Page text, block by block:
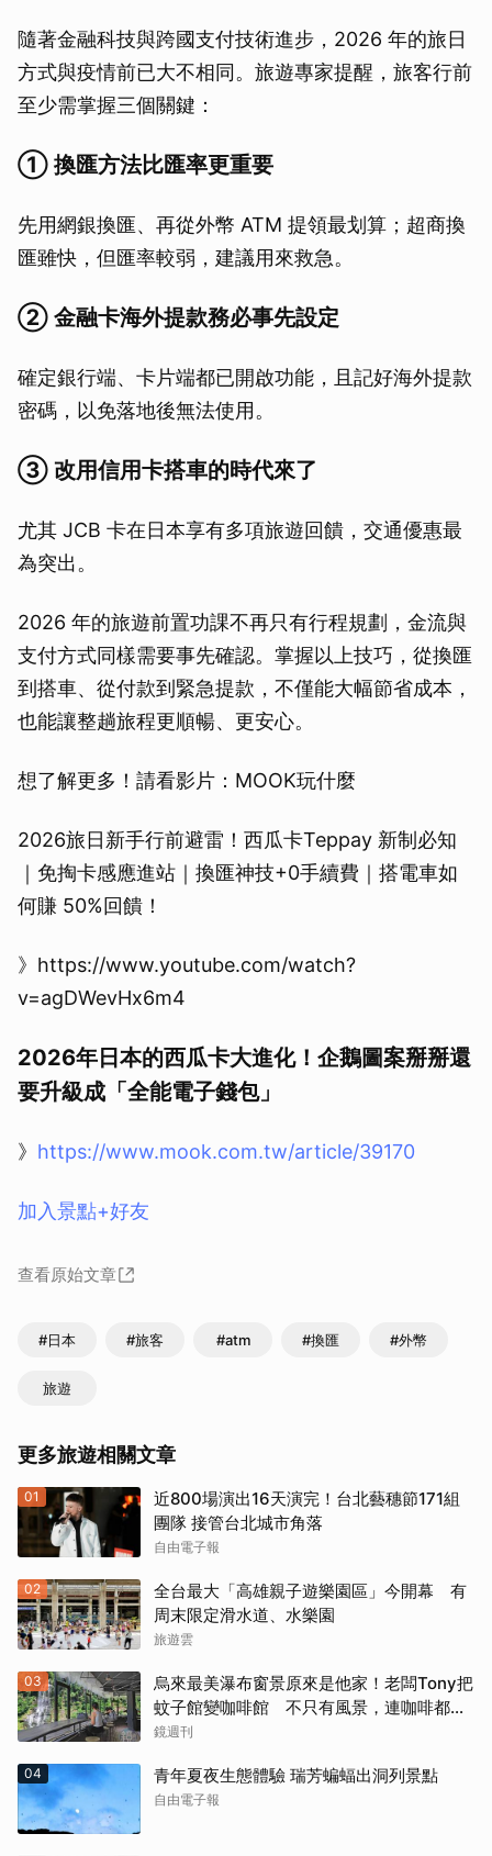
隨著金融科技與跨國支付技術進步，2026 年的旅日
方式與疫情前已大不相同。旅遊專家提醒，旅客行前
至少需掌握三個關鍵：
① 換匯方法比匯率更重要
先用網銀換匯、再從外幣 ATM 提領最划算；超商換
匯雖快，但匯率較弱，建議用來救急。
② 金融卡海外提款務必事先設定
確定銀行端、卡片端都已開啟功能，且記好海外提款
密碼，以免落地後無法使用。
③ 改用信用卡搭車的時代來了
尤其 JCB 卡在日本享有多項旅遊回饋，交通優惠最
為突出。
2026 年的旅遊前置功課不再只有行程規劃，金流與
支付方式同樣需要事先確認。掌握以上技巧，從換匯
到搭車、從付款到緊急提款，不僅能大幅節省成本，
也能讓整趟旅程更順暢、更安心。
想了解更多！請看影片：MOOK玩什麼
2026旅日新手行前避雷！西瓜卡Teppay 新制必知
｜免掏卡感應進站｜換匯神技+0手續費｜搭電車如
何賺 50%回饋！
》https://www.youtube.com/watch?
v=agDWevHx6m4
2026年日本的西瓜卡大進化！企鵝圖案掰掰還
要升級成「全能電子錢包」
》 https://www.mook.com.tw/article/39170
加入景點+好友
查看原始文章
#日本 #旅客 #atm #換匯 #外幣
旅遊
更多旅遊相關文章
01
近800場演出16天演完！台北藝穗節171組
團隊 接管台北城市角落
自由電子報
02
全台最大「高雄親子遊樂園區」今開幕 有
周末限定滑水道、水樂園
旅遊雲
03
烏來最美瀑布窗景原來是他家！老闆Tony把
蚊子館變咖啡館 不只有風景，連咖啡都好
喝到讓人想再來
鏡週刊
04 青年夏夜生態體驗 瑞芳蝙蝠出洞列景點
自由電子報